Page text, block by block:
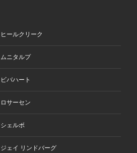
ヒールクリーク
ムニタルプ
ビバハート
ロサーセン
シェルボ
ジェイ リンドバーグ